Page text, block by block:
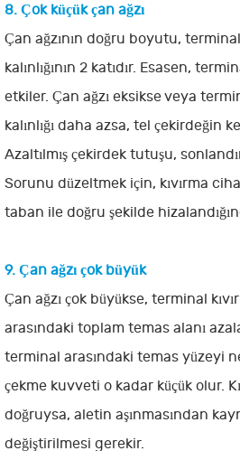
8. Çok küçük çan ağzı
Çan ağzının doğru boyutu,
kalınlığının 2 katıdır. Esasen,
etkiler. Çan ağzı eksikse veya
kalınlığı daha azsa, tel çekirdeğin
Azaltılmış çekirdek tutuşu,
Sorunu düzeltmek için, kıvırma
taban ile doğru şekilde
9. Çan ağzı çok büyük
Çan ağzı çok büyükse, terminal
arasındaki toplam temas alanı
terminal arasındaki temas yüzeyi
çekme kuvveti o kadar küçük olur.
doğruysa, aletin aşınmasından
değiştirilmesi gerekir.